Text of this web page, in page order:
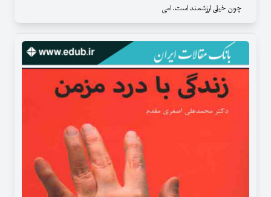
چون خیلی ارزشمند است. امی